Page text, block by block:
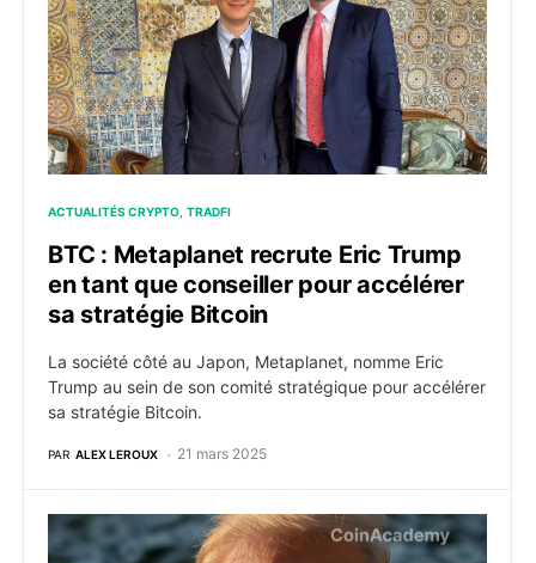
ACTUALITÉS CRYPTO TRADFI
BTC : Metaplanet recrute Eric Trump
en tant que conseiller pour accélérer
sa stratégie Bitcoin
La société côté au Japon, Metaplanet, nomme Eric
Trump au sein de son comité stratégique pour accélérer
sa stratégie Bitcoin.
PAR ALEX LEROUX 21 mars 2025
World Liberty Financial, le projet de Trump, lève